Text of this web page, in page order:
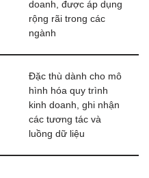
doanh, được áp dụng
rộng rãi trong các
ngành
Đặc thù dành cho mô
hình hóa quy trình
kinh doanh, ghi nhận
các tương tác và
luồng dữ liệu